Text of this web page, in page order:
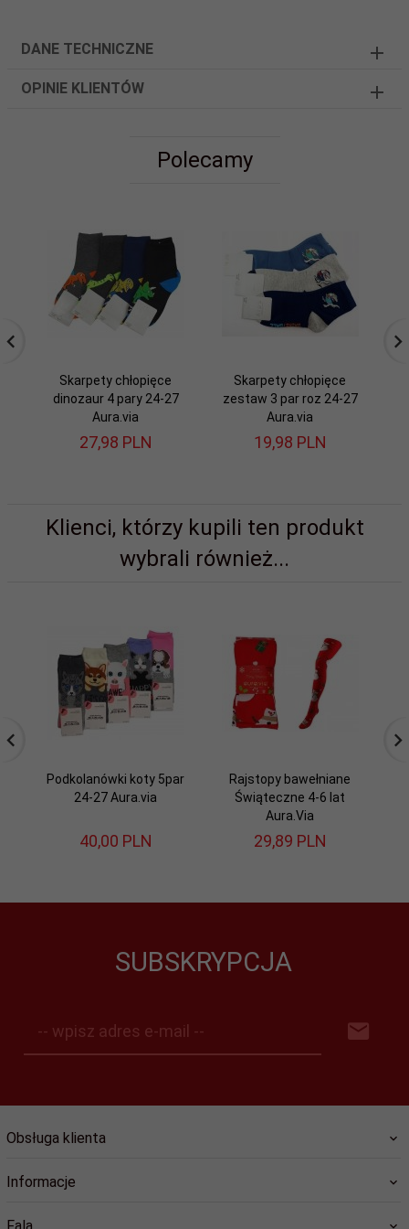
DANE TECHNICZNE
OPINIE KLIENTÓW
Polecamy
Skarpety chłopięce
dinozaur 4 pary 24-27
Aura.via
27,98 PLN
Skarpety chłopięce
zestaw 3 par roz 24-27
Aura.via
19,98 PLN
Klienci, którzy kupili ten produkt
wybrali również...
Podkolanówki koty 5par
24-27 Aura.via
40,00 PLN
Rajstopy bawełniane
Świąteczne 4-6 lat
Aura.Via
29,89 PLN
SUBSKRYPCJA
-- wpisz adres e-mail --
Obsługa klienta
Informacje